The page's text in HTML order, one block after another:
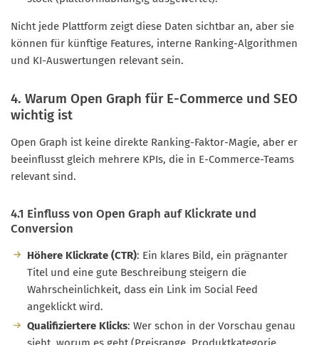
Nicht jede Plattform zeigt diese Daten sichtbar an, aber sie
können für künftige Features, interne Ranking-Algorithmen
und KI-Auswertungen relevant sein.
4. Warum Open Graph für E-Commerce und SEO
wichtig ist
Open Graph ist keine direkte Ranking-Faktor-Magie, aber er
beeinflusst gleich mehrere KPIs, die in E-Commerce-Teams
relevant sind.
4.1 Einfluss von Open Graph auf Klickrate und
Conversion
Höhere Klickrate (CTR): Ein klares Bild, ein prägnanter
Titel und eine gute Beschreibung steigern die
Wahrscheinlichkeit, dass ein Link im Social Feed
angeklickt wird.
Qualifiziertere Klicks: Wer schon in der Vorschau genau